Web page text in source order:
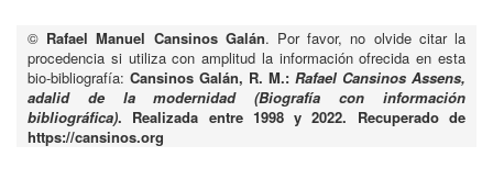
© Rafael Manuel Cansinos Galán. Por favor, no olvide citar la
procedencia si utiliza con amplitud la información ofrecida en esta
bio-bibliografía: Cansinos Galán, R. M.: Rafael Cansinos Assens,
adalid de la modernidad (Biografía con información
bibliográfica). Realizada entre 1998 y 2022. Recuperado de
https://cansinos.org